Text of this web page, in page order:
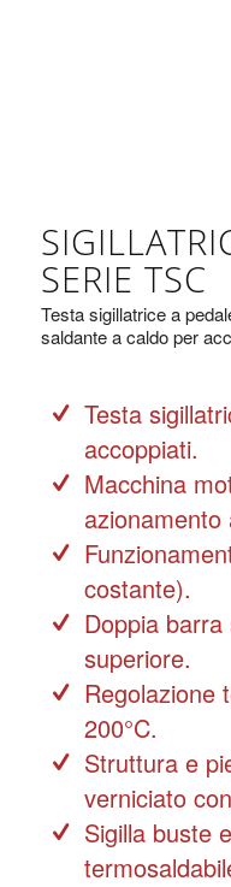
SERIE TSC
Testa sigillatrice a
saldante a caldo per
Testa
accoppiati.
Macchina
costante).
Doppia
superiore.
Regolazione
200°C.
Struttura e
verniciato
Sigilla buste